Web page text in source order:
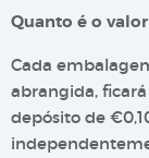
Quanto é o
Cada
abrangida,
depósito de